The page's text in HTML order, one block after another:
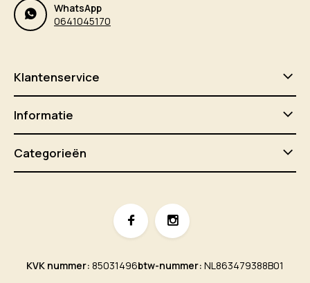
WhatsApp
0641045170
Klantenservice
Informatie
Categorieën
KVK nummer: 85031496btw-nummer: NL863479388B01